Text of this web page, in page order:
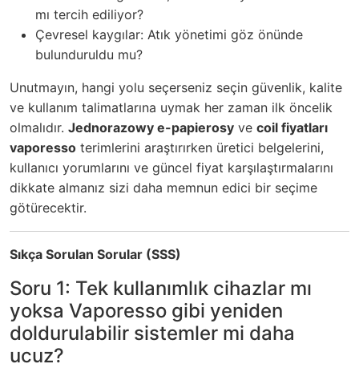
mı tercih ediliyor?
Çevresel kaygılar: Atık yönetimi göz önünde
bulunduruldu mu?
Unutmayın, hangi yolu seçerseniz seçin güvenlik, kalite
ve kullanım talimatlarına uymak her zaman ilk öncelik
olmalıdır. Jednorazowy e-papierosy ve coil fiyatları
vaporesso terimlerini araştırırken üretici belgelerini,
kullanıcı yorumlarını ve güncel fiyat karşılaştırmalarını
dikkate almanız sizi daha memnun edici bir seçime
götürecektir.
Sıkça Sorulan Sorular (SSS)
Soru 1: Tek kullanımlık cihazlar mı
yoksa Vaporesso gibi yeniden
doldurulabilir sistemler mi daha
ucuz?